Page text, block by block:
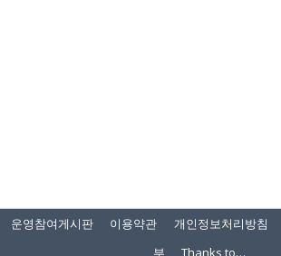
운영참여게시판 이용약관 개인정보처리방침
부
Thanks to…